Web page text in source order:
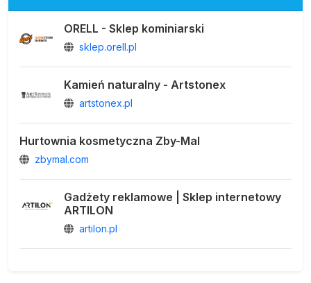
ORELL - Sklep kominiarski
sklep.orell.pl
Kamień naturalny - Artstonex
artstonex.pl
Hurtownia kosmetyczna Zby-Mal
zbymal.com
Gadżety reklamowe | Sklep internetowy
ARTILON
artilon.pl